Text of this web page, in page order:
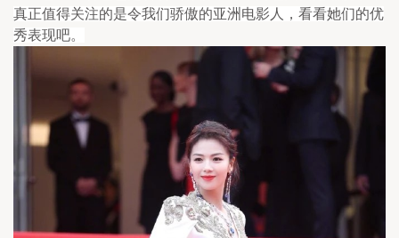
真正值得关注的是令我们骄傲的亚洲电影人，看看她们的优
秀表现吧。